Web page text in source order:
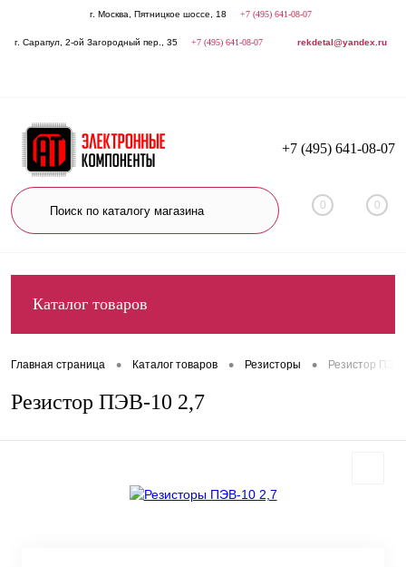
г. Москва, Пятницкое шоссе, 18 +7 (495) 641-08-07
г. Сарапул, 2-ой Загородный пер., 35 +7 (495) 641-08-07 rekdetal@yandex.ru
+7 (495) 641-08-07
0 0
Каталог товаров
Главная страница • Каталог товаров • Резисторы • Резистор
Резистор ПЭВ-10 2,7